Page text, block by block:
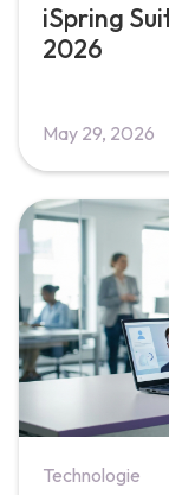
iSpring
2026
May 29, 2026
Technologie